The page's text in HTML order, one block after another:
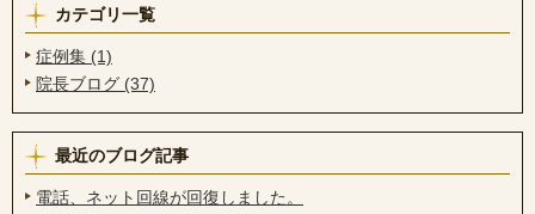
カテゴリ一覧
症例集 (1)
院長ブログ (37)
最近のブログ記事
電話、ネット回線が回復しました。